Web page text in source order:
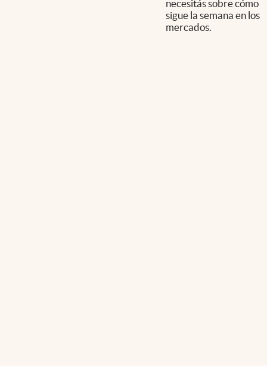
necesitás sobre cómo
sigue la semana en los
mercados.